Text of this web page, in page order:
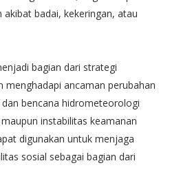
badai, kekeringan, atau
bagian dari strategi
ancaman perubahan
bencana hidrometeorologi
instabilitas keamanan
digunakan untuk menjaga
sosial sebagai bagian dari